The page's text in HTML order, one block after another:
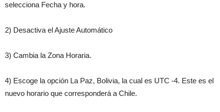
selecciona Fecha y hora.
2) Desactiva el Ajuste Automático
3) Cambia la Zona Horaria.
4) Escoge la opción La Paz, Bolivia, la cual es UTC -4. Este es el
nuevo horario que corresponderá a Chile.